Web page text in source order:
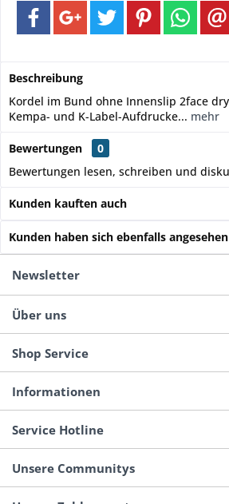
Beschreibung
Kordel im Bund ohne Innenslip 2face
Kempa- und K-Label-Aufdrucke... mehr
Bewertungen
0
Bewertungen lesen, schreiben und
Kunden kauften auch
Kunden haben sich ebenfalls angesehen
Newsletter
Über uns
Shop Service
Informationen
Service Hotline
Unsere Communitys